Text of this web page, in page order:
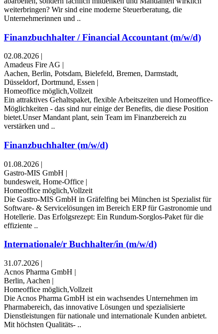
weiterbringen? Wir sind eine moderne Steuerberatung, die
Unternehmerinnen und ..
Finanzbuchhalter / Financial Accountant (m/w/d)
02.08.2026 |
Amadeus Fire AG |
Aachen, Berlin, Potsdam, Bielefeld, Bremen, Darmstadt,
Düsseldorf, Dortmund, Essen |
Homeoffice möglich,Vollzeit
Ein attraktives Gehaltspaket, flexible Arbeitszeiten und Homeoffice-
Möglichkeiten - das sind nur einige der Benefits, die diese Position
bietet.Unser Mandant plant, sein Team im Finanzbereich zu
verstärken und ..
Finanzbuchhalter (m/w/d)
01.08.2026 |
Gastro-MIS GmbH |
bundesweit, Home-Office |
Homeoffice möglich,Vollzeit
Die Gastro-MIS GmbH in Gräfelfing bei München ist Spezialist für
Software- & Servicelösungen im Bereich ERP für Gastronomie und
Hotellerie. Das Erfolgsrezept: Ein Rundum-Sorglos-Paket für die
effiziente ..
Internationale/r Buchhalter/in (m/w/d)
31.07.2026 |
Acnos Pharma GmbH |
Berlin, Aachen |
Homeoffice möglich,Vollzeit
Die Acnos Pharma GmbH ist ein wachsendes Unternehmen im
Pharmabereich, das innovative Lösungen und spezialisierte
Dienstleistungen für nationale und internationale Kunden anbietet.
Mit höchsten Qualitäts- ..